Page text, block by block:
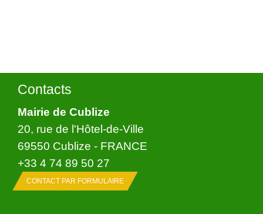
Contacts
Mairie de Cublize
20, rue de l'Hôtel-de-Ville
69550 Cublize - FRANCE
+33 4 74 89 50 27
CONTACT PAR FORMULAIRE